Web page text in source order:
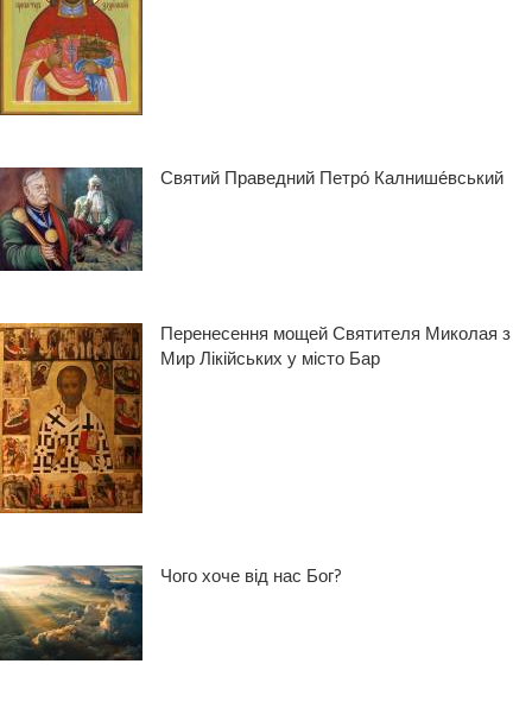
Святий Праведний Петро́ Калнише́вський
Перенесення мощей Святителя Миколая з
Мир Лікійських у місто Бар
Чого хоче від нас Бог?